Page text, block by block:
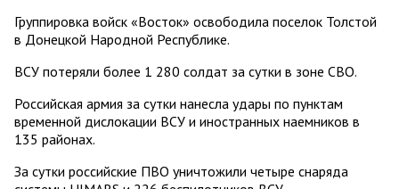
Группировка войск «Восток» освободила поселок Толстой
в Донецкой Народной Республике.
ВСУ потеряли более 1 280 солдат за сутки в зоне СВО.
Российская армия за сутки нанесла удары по пунктам
временной дислокации ВСУ и иностранных наемников в
135 районах.
За сутки российские ПВО уничтожили четыре снаряда